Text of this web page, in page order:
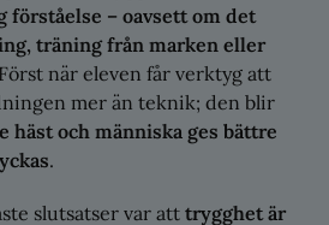
förståelse – oavsett om det
träning från marken eller
Först när eleven får verktyg att
mer än teknik; den blir
häst och människa ges bättre
.
slutsatser var att trygghet är